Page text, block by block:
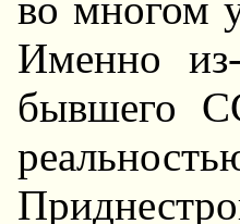
во многом
Именно
бывшего